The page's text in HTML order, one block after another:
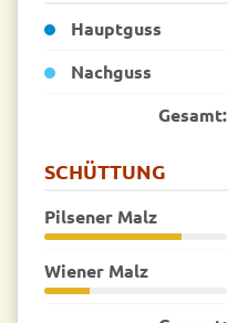
Hauptguss
Nachguss
Gesamt:
SCHÜTTUNG
Pilsener Malz
Wiener Malz